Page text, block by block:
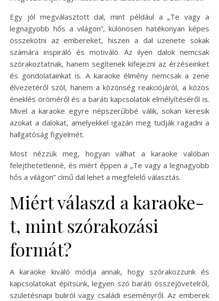
Egy jól megválasztott dal, mint például a „Te vagy a
legnagyobb hős a világon”, különösen hatékonyan képes
összekötni az embereket, hiszen a dal üzenete sokak
számára inspiráló és motiváló. Az ilyen dalok nemcsak
szórakoztatnak, hanem segítenek kifejezni az érzéseinket
és gondolatainkat is. A karaoke élmény nemcsak a zene
élvezetéről szól, hanem a közönség reakciójáról, a közös
éneklés öröméről és a baráti kapcsolatok elmélyítéséről is.
Mivel a karaoke egyre népszerűbbé válik, sokan keresik
azokat a dalokat, amelyekkel igazán meg tudják ragadni a
hallgatóság figyelmét.
Most nézzük meg, hogyan válhat a karaoke valóban
felejthetetlenné, és miért éppen a „Te vagy a legnagyobb
hős a világon” című dal lehet a megfelelő választás.
Miért válaszd a karaoke-
t, mint szórakozási
formát?
A karaoke kiváló módja annak, hogy szórakozzunk és
kapcsolatokat építsünk, legyen szó baráti összejövetelről,
születésnapi buliról vagy családi eseményről. Az emberek